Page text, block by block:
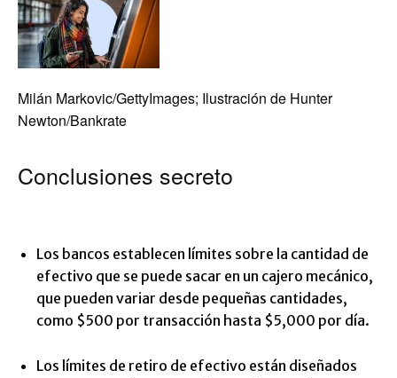
Milán Markovic/GettyImages; Ilustración de Hunter
Newton/Bankrate
Conclusiones secreto
Los bancos establecen límites sobre la cantidad de
efectivo que se puede sacar en un cajero mecánico,
que pueden variar desde pequeñas cantidades,
como $500 por transacción hasta $5,000 por día.
Los límites de retiro de efectivo están diseñados